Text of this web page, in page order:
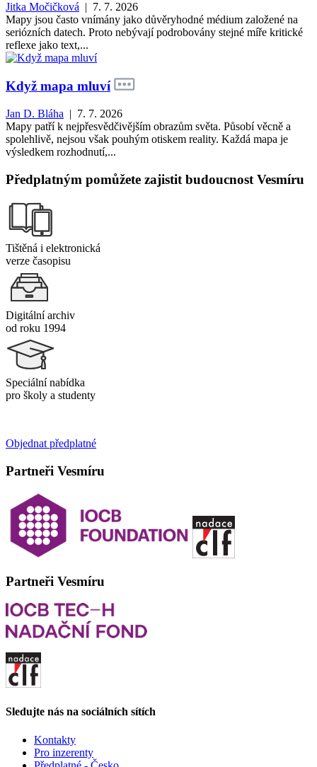
Jitka Močičková | 7. 7. 2026
Mapy jsou často vnímány jako důvěryhodné médium založené na
seriózních datech. Proto nebývají podrobovány stejné míře kritické
reflexe jako text,...
Když mapa mluví
Jan D. Bláha | 7. 7. 2026
Mapy patří k nejpřesvědčivějším obrazům světa. Působí věcně a
spolehlivě, nejsou však pouhým otiskem reality. Každá mapa je
výsledkem rozhodnutí,...
Předplatným pomůžete zajistit budoucnost Vesmíru
Tištěná i elektronická
verze časopisu
Digitální archiv
od roku 1994
Speciální nabídka
pro školy a studenty
Objednat předplatné
Partneři Vesmíru
Partneři Vesmíru
Sledujte nás na sociálních sítích
Kontakty
Pro inzerenty